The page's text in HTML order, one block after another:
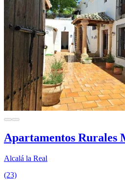
Apartamentos Rurales
Alcalá la Real
(23)